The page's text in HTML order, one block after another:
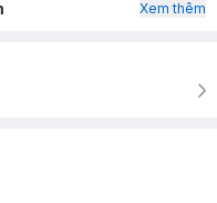
Xem thêm